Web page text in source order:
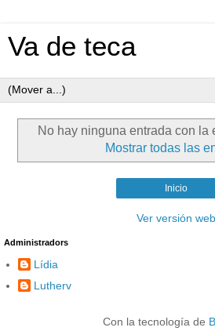
Va de teca
No hay ninguna entrada con la
Mostrar todas las
Inicio
Ver versión web
Administradors
Lídia
Lutherv
Con la tecnología de